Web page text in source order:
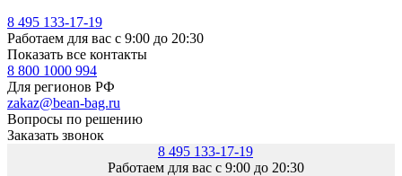
8 495 133-17-19
Работаем для вас с 9:00 до 20:30
Показать все контакты
8 800 1000 994
Для регионов РФ
zakaz@bean-bag.ru
Вопросы по решению
Заказать звонок
8 495 133-17-19
Работаем для вас с 9:00 до 20:30